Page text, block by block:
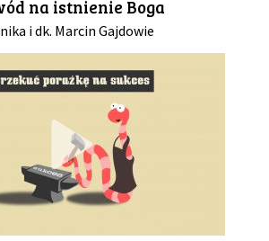
na istnienie Boga
i dk. Marcin Gajdowie